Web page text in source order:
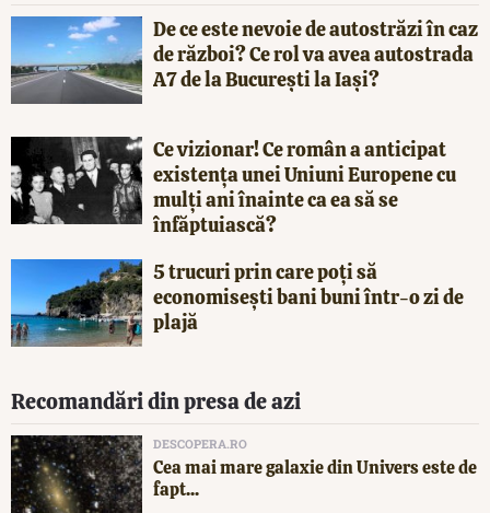
De ce este nevoie de autostrăzi în caz
de război? Ce rol va avea autostrada
A7 de la București la Iași?
Ce vizionar! Ce român a anticipat
existența unei Uniuni Europene cu
mulți ani înainte ca ea să se
înfăptuiască?
5 trucuri prin care poți să
economisești bani buni într-o zi de
plajă
Recomandări din presa de azi
DESCOPERA.RO
Cea mai mare galaxie din Univers este de
fapt...